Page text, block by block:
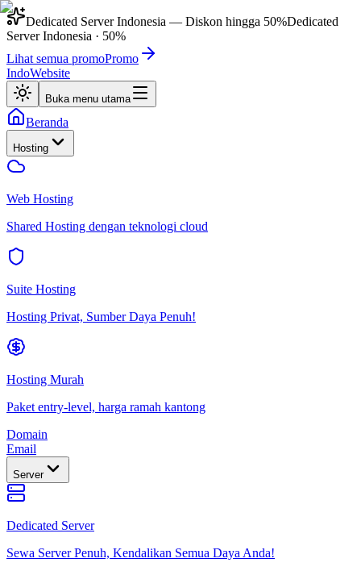
Dedicated Server Indonesia — Diskon hingga 50%Dedicated
Server Indonesia · 50%
Lihat semua promoPromo
IndoWebsite
Buka menu utama
Beranda
Hosting
Web Hosting
Shared Hosting dengan teknologi cloud
Suite Hosting
Hosting Privat, Sumber Daya Penuh!
Hosting Murah
Paket entry-level, harga ramah kantong
Domain
Email
Server
Dedicated Server
Sewa Server Penuh, Kendalikan Semua Daya Anda!